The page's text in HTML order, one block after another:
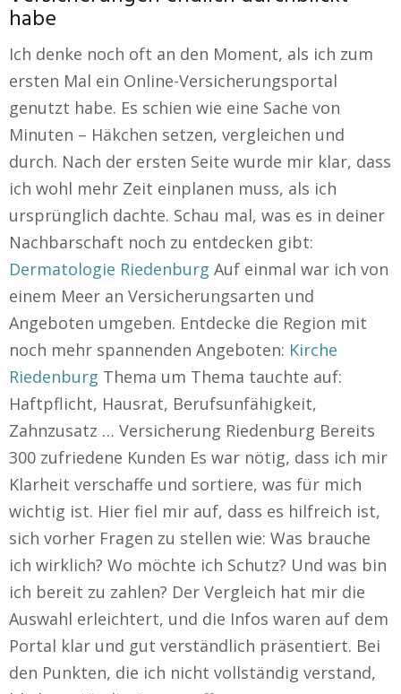
habe
Ich denke noch oft an den Moment, als ich zum
ersten Mal ein Online-Versicherungsportal
genutzt habe. Es schien wie eine Sache von
Minuten – Häkchen setzen, vergleichen und
durch. Nach der ersten Seite wurde mir klar, dass
ich wohl mehr Zeit einplanen muss, als ich
ursprünglich dachte. Schau mal, was es in deiner
Nachbarschaft noch zu entdecken gibt:
Dermatologie Riedenburg Auf einmal war ich von
einem Meer an Versicherungsarten und
Angeboten umgeben. Entdecke die Region mit
noch mehr spannenden Angeboten: Kirche
Riedenburg Thema um Thema tauchte auf:
Haftpflicht, Hausrat, Berufsunfähigkeit,
Zahnzusatz … Versicherung Riedenburg Bereits
300 zufriedene Kunden Es war nötig, dass ich mir
Klarheit verschaffe und sortiere, was für mich
wichtig ist. Hier fiel mir auf, dass es hilfreich ist,
sich vorher Fragen zu stellen wie: Was brauche
ich wirklich? Wo möchte ich Schutz? Und was bin
ich bereit zu zahlen? Der Vergleich hat mir die
Auswahl erleichtert, und die Infos waren auf dem
Portal klar und gut verständlich präsentiert. Bei
den Punkten, die ich nicht vollständig verstand,